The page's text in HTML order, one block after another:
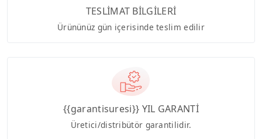
TESLİMAT BİLGİLERİ
Ürününüz gün içerisinde teslim edilir
{{garantisuresi}} YIL GARANTİ
Üretici/distribütör garantilidir.